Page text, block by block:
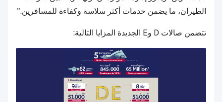
الطيران، ما يضمن خدمات أكثر سلاسة وكفاءة للمسافرين."
تتضمن صالات D وE الجديدة المزايا التالية: